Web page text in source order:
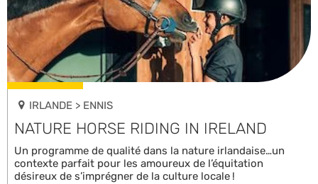
IRLANDE > ENNIS
NATURE HORSE RIDING IN IRELAND
Un programme de qualité dans la nature irlandaise…un
contexte parfait pour les amoureux de l’équitation
désireux de s’imprégner de la culture locale !